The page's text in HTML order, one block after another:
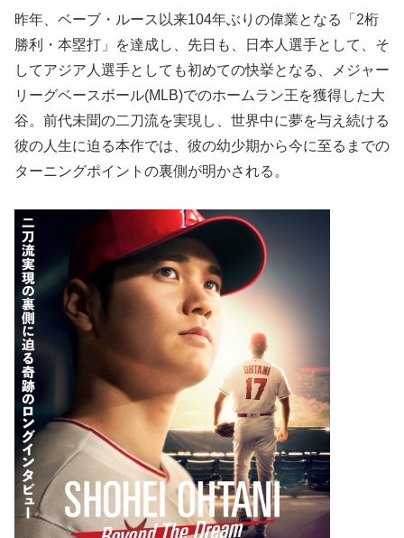
昨年、ベーブ・ルース以来104年ぶりの偉業となる「2桁
勝利・本塁打」を達成し、先日も、日本人選手として、そ
してアジア人選手としても初めての快挙となる、メジャー
リーグベースボール(MLB)でのホームラン王を獲得した大
谷。前代未聞の二刀流を実現し、世界中に夢を与え続ける
彼の人生に迫る本作では、彼の幼少期から今に至るまでの
ターニングポイントの裏側が明かされる。